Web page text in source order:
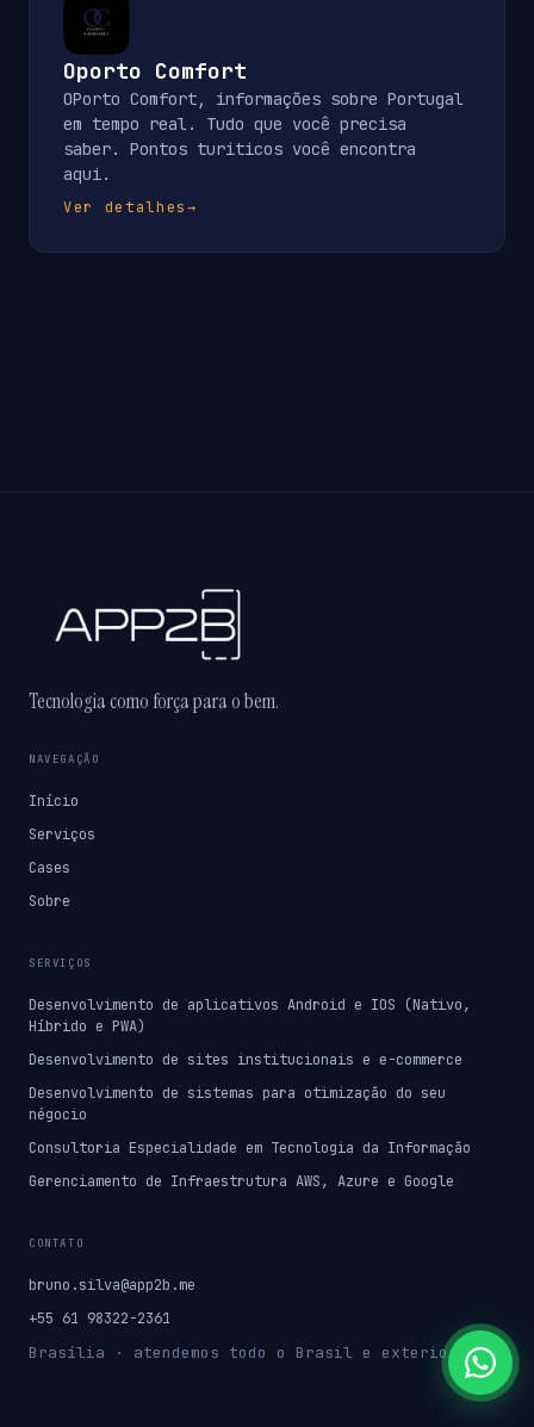
Oporto Comfort
OPorto Comfort, informações sobre Portugal
em tempo real. Tudo que você precisa
saber. Pontos turiticos você encontra
aqui.
Ver detalhes→
Tecnologia como força para o bem.
NAVEGAÇÃO
Início
Serviços
Cases
Sobre
SERVIÇOS
Desenvolvimento de aplicativos Android e IOS (Nativo,
Híbrido e PWA)
Desenvolvimento de sites institucionais e e-commerce
Desenvolvimento de sistemas para otimização do seu
négocio
Consultoria Especialidade em Tecnologia da Informação
Gerenciamento de Infraestrutura AWS, Azure e Google
CONTATO
bruno.silva@app2b.me
+55 61 98322-2361
Brasília · atendemos todo o Brasil e exterior